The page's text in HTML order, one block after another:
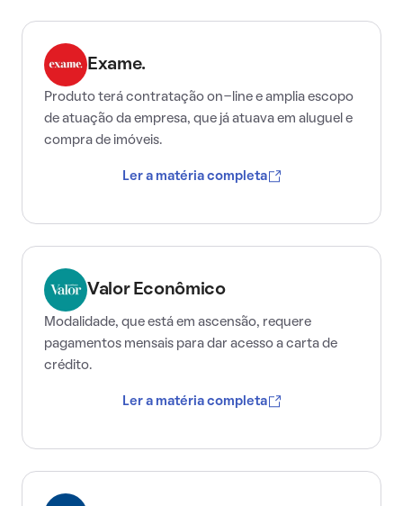
Exame.
Produto terá contratação on-line e amplia escopo
de atuação da empresa, que já atuava em aluguel e
compra de imóveis.
Ler a matéria completa
Valor Econômico
Modalidade, que está em ascensão, requere
pagamentos mensais para dar acesso a carta de
crédito.
Ler a matéria completa